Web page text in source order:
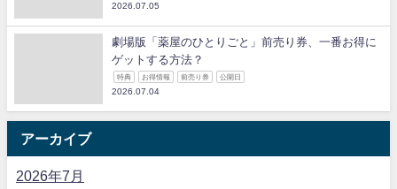
2026.07.05
劇場版「薬屋のひとりごと」前売り券、一番お得に
ゲットする方法？
特典 お得情報 前売り券 公開日
2026.07.04
アーカイブ
2026年7月